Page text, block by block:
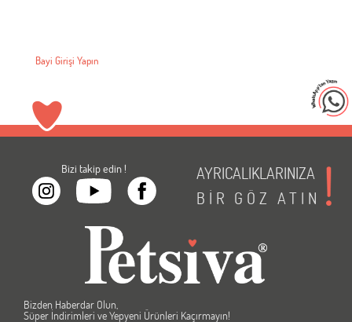
Bayi Girişi Yapın
Bizi takip edin !
AYRICALIKLARINIZA
BİR GÖZ ATIN
Bizden Haberdar Olun,
Süper İndirimleri ve Yepyeni Ürünleri Kaçırmayın!